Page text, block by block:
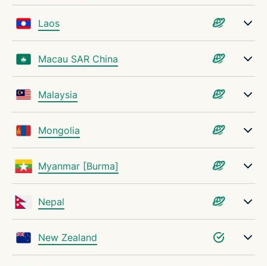
Laos
Macau SAR China
Malaysia
Mongolia
Myanmar [Burma]
Nepal
New Zealand